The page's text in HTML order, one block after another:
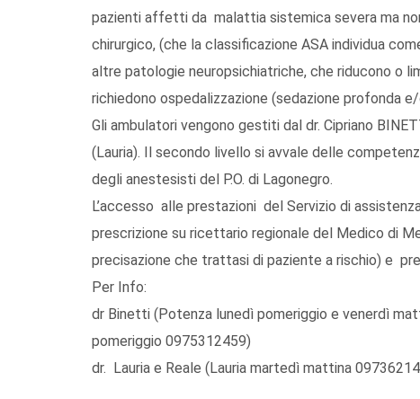
pazienti affetti da malattia sistemica severa ma
chirurgico, (che la classificazione ASA individua
altre patologie neuropsichiatriche, che riducono o
richiedono ospedalizzazione (sedazione profonda
Gli ambulatori vengono gestiti dal dr. Cipriano
(Lauria). Il secondo livello si avvale delle
degli anestesisti del P.O. di Lagonegro.
L’accesso alle prestazioni del Servizio di
prescrizione su ricettario regionale del Medico di
precisazione che trattasi di paziente a rischio) e
Per Info:
dr Binetti (Potenza lunedì pomeriggio e venerdì
pomeriggio 0975312459)
dr. Lauria e Reale (Lauria martedì mattina